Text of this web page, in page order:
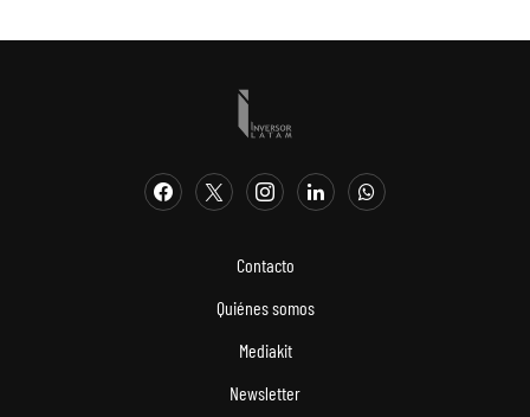
Contacto
Quiénes somos
Mediakit
Newsletter